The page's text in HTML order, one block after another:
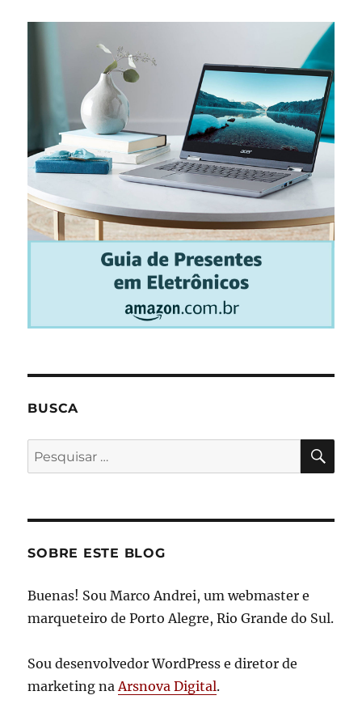
BUSCA
Pesquisar
por:
SOBRE ESTE BLOG
Buenas! Sou Marco Andrei, um webmaster e
marqueteiro de Porto Alegre, Rio Grande do Sul.
Sou desenvolvedor WordPress e diretor de
marketing naArsnova Digital.